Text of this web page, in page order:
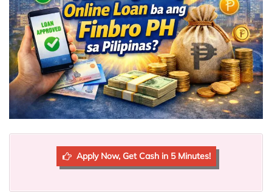
Apply Now, Get Cash in 5 Minutes!